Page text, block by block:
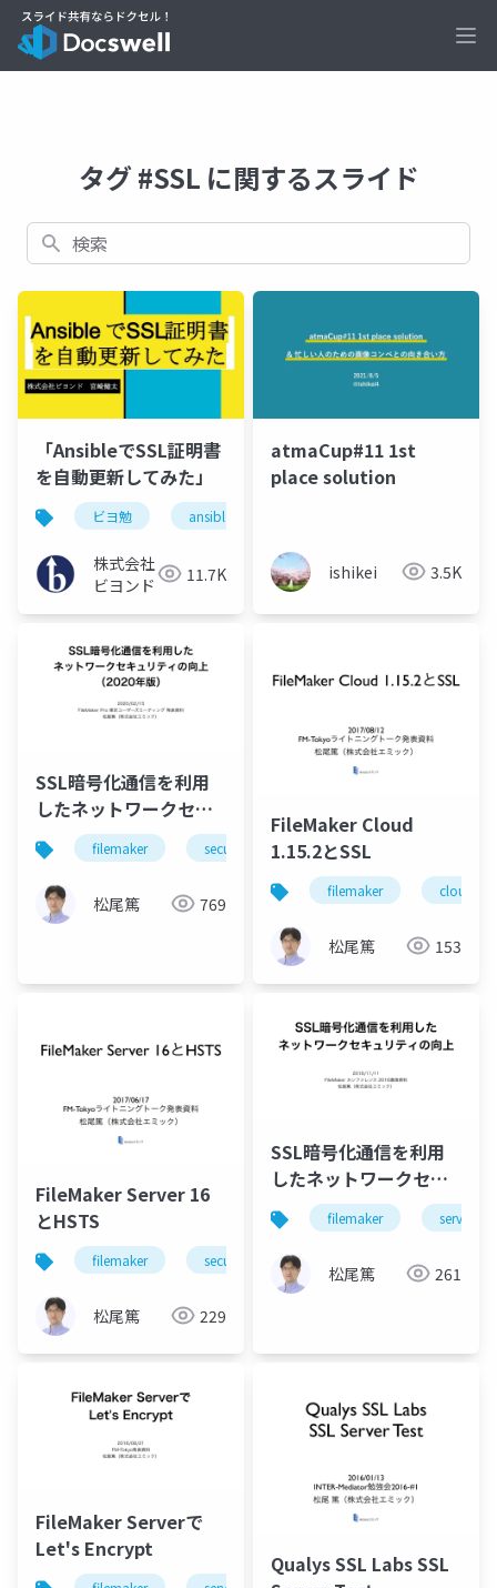
タグ #SSL に関するスライド
検索
「AnsibleでSSL証明書
を自動更新してみた」
ビヨ勉 ansibl
株式会社
ビヨンド
11.7K
atmaCup#11 1st
place solution
ishikei 3.5K
SSL暗号化通信を利用
したネットワークセキ
ュリティの向上（2020
年版）
filemaker security server
松尾篤 769
FileMaker Cloud
1.15.2とSSL
filemaker cloud
松尾篤 153
FileMaker Server 16
とHSTS
filemaker security
松尾篤 229
SSL暗号化通信を利用
したネットワークセキ
ュリティの向上
filemaker server
松尾篤 261
FileMaker Serverで
Let's Encrypt
Qualys SSL Labs SSL